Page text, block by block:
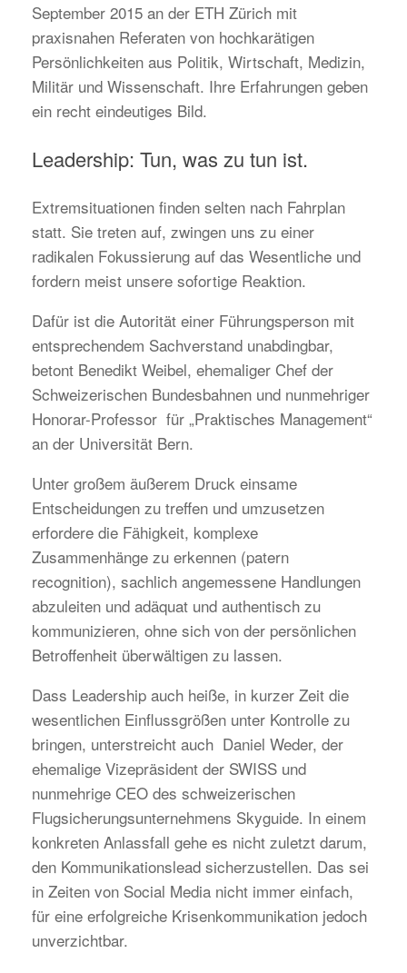
September 2015 an der ETH Zürich mit
praxisnahen Referaten von hochkarätigen
Persönlichkeiten aus Politik, Wirtschaft, Medizin,
Militär und Wissenschaft. Ihre Erfahrungen geben
ein recht eindeutiges Bild.
Leadership: Tun, was zu tun ist.
Extremsituationen finden selten nach Fahrplan
statt. Sie treten auf, zwingen uns zu einer
radikalen Fokussierung auf das Wesentliche und
fordern meist unsere sofortige Reaktion.
Dafür ist die Autorität einer Führungsperson mit
entsprechendem Sachverstand unabdingbar,
betont Benedikt Weibel, ehemaliger Chef der
Schweizerischen Bundesbahnen und nunmehriger
Honorar-Professor für „Praktisches Management“
an der Universität Bern.
Unter großem äußerem Druck einsame
Entscheidungen zu treffen und umzusetzen
erfordere die Fähigkeit, komplexe
Zusammenhänge zu erkennen (patern
recognition), sachlich angemessene Handlungen
abzuleiten und adäquat und authentisch zu
kommunizieren, ohne sich von der persönlichen
Betroffenheit überwältigen zu lassen.
Dass Leadership auch heiße, in kurzer Zeit die
wesentlichen Einflussgrößen unter Kontrolle zu
bringen, unterstreicht auch Daniel Weder, der
ehemalige Vizepräsident der SWISS und
nunmehrige CEO des schweizerischen
Flugsicherungsunternehmens Skyguide. In einem
konkreten Anlassfall gehe es nicht zuletzt darum,
den Kommunikationslead sicherzustellen. Das sei
in Zeiten von Social Media nicht immer einfach,
für eine erfolgreiche Krisenkommunikation jedoch
unverzichtbar.